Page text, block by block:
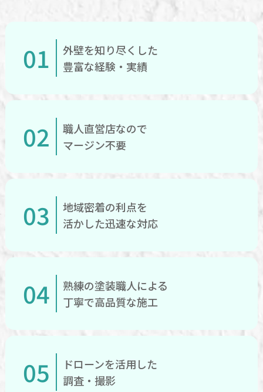
01
外壁を知り尽くした
豊富な経験・実績
02
職人直営店なので
マージン不要
03
地域密着の利点を
活かした迅速な対応
04
熟練の塗装職人による
丁寧で高品質な施工
05
ドローンを活用した
調査・撮影